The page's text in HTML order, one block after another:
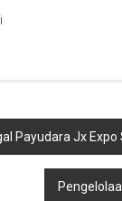
Payudara Jx